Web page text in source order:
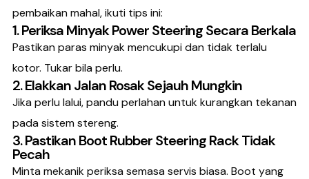
pembaikan mahal, ikuti tips ini:
1. Periksa Minyak Power Steering Secara Berkala
Pastikan paras minyak mencukupi dan tidak terlalu
kotor. Tukar bila perlu.
2. Elakkan Jalan Rosak Sejauh Mungkin
Jika perlu lalui, pandu perlahan untuk kurangkan tekanan
pada sistem stereng.
3. Pastikan Boot Rubber Steering Rack Tidak
Pecah
Minta mekanik periksa semasa servis biasa. Boot yang